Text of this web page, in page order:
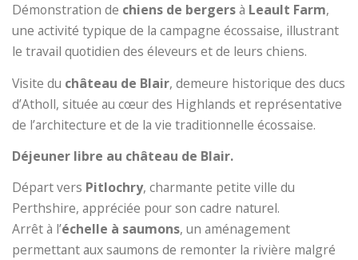
Démonstration de chiens de bergersà Leault Farm,
une activité typique de la campagne écossaise, illustrant
le travail quotidien des éleveurs et de leurs chiens.
Visite du château de Blair, demeure historique des ducs
d’Atholl, située au cœur des Highlands et représentative
de l’architecture et de la vie traditionnelle écossaise.
Déjeuner libre au château de Blair.
Départ vers Pitlochry, charmante petite ville du
Perthshire, appréciée pour son cadre naturel.
Arrêt à l’échelle à saumons, un aménagement
permettant aux saumons de remonter la rivière malgré